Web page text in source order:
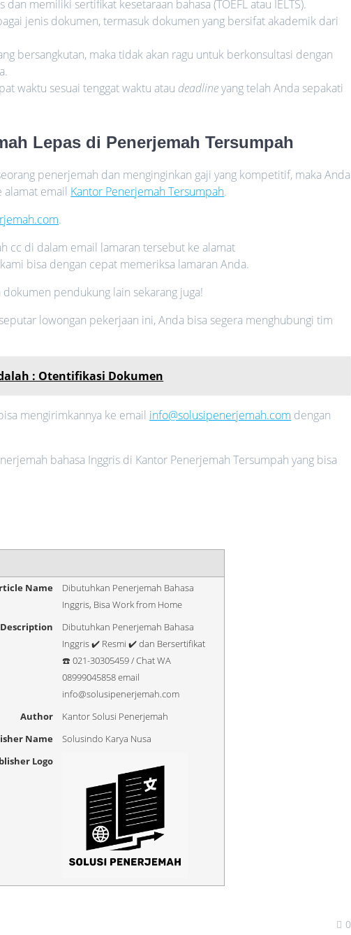
memiliki sertifikat kesetaraan bahasa (TOEFL atau IELTS).
jenis dokumen, termasuk dokumen yang bersifat akademik dari
bersangkutan, maka tidak akan ragu untuk berkonsultasi dengan
waktu sesuai tenggat waktu atau deadlineyang telah Anda sepakati
Lepas di Penerjemah Tersumpah
penerjemah dan menginginkan gaji yang kompetitif, maka Anda
alamat email Kantor Penerjemah Tersumpah.
.
cc di dalam email lamaran tersebut ke alamat
bisa dengan cepat memeriksa lamaran Anda.
pendukung lain sekarang juga!
lowongan pekerjaan ini, Anda bisa segera menghubungi tim
: Otentifikasi Dokumen
mengirimkannya ke email info@solusipenerjemah.com dengan
bahasa Inggris di Kantor Penerjemah Tersumpah yang bisa
Name
Dibutuhkan Penerjemah Bahasa
Inggris, Bisa Work from Home
Description
Dibutuhkan Penerjemah Bahasa
Inggris ✔️ Resmi ✔️ dan Bersertifikat
☎️ 021-30305459 / Chat WA
08999045858 email
info@solusipenerjemah.com
Author
Kantor Solusi Penerjemah
Name
Solusindo Karya Nusa
Logo
0